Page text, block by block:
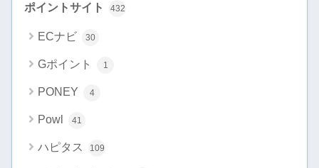
ポイントサイト 432
ECナビ 30
Gポイント 1
PONEY 4
Powl 41
ハピタス 109